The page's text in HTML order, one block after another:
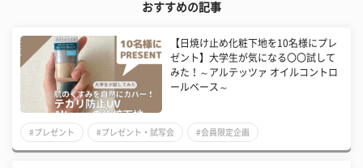
おすすめの記事
【日焼け止め化粧下地を10名様にプレ
ゼント】大学生が気になる〇〇試して
みた！～アルテッツァ オイルコントロ
ールベース～
#プレゼント #プレゼント・試写会 #会員限定企画